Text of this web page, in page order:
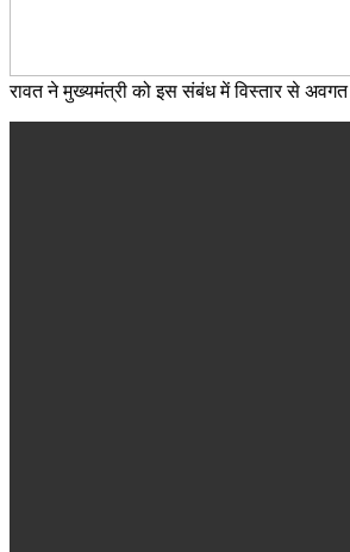
रावत ने मुख्यमंत्री को इस संबंध में विस्तार से अवगत